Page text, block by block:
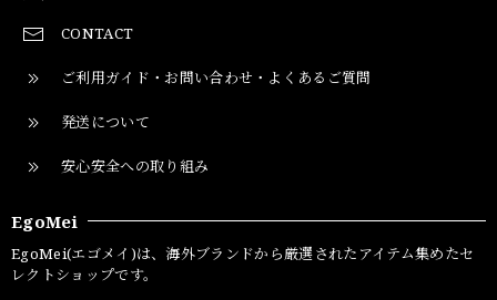
CONTACT
ご利用ガイド・お問い合わせ・よくあるご質問
発送について
安心安全への取り組み
EgoMei
EgoMei(エゴメイ)は、海外ブランドから厳選されたアイテム集めたセ
レクトショップです。